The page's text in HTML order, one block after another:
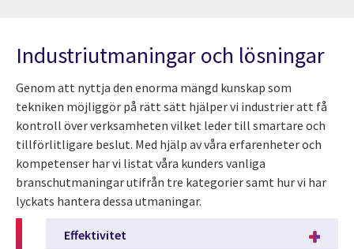
Industriutmaningar och lösningar
Genom att nyttja den enorma mängd kunskap som
tekniken möjliggör på rätt sätt hjälper vi industrier att få
kontroll över verksamheten vilket leder till smartare och
tillförlitligare beslut. Med hjälp av våra erfarenheter och
kompetenser har vi listat våra kunders vanliga
branschutmaningar utifrån tre kategorier samt hur vi har
lyckats hantera dessa utmaningar.
Effektivitet